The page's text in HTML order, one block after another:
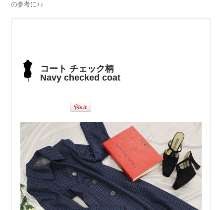
の参考に♪♪
コート チェック柄
Navy checked coat